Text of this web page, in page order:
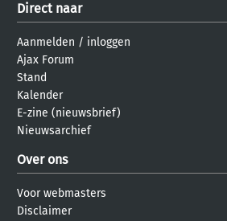
Direct naar
Aanmelden / inloggen
Ajax Forum
Stand
Kalender
E-zine (nieuwsbrief)
Nieuwsarchief
Over ons
Voor webmasters
Disclaimer